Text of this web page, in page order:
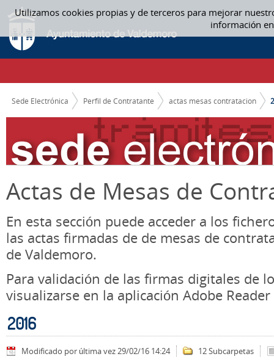
Utilizamos cookies propias y de terceros para mejorar
información
Saltar al contenido
2016 - ACTAS MESAS CONTRATACION
CAMINO DE MIGAS
Sede Electrónica Perfil de Contratante actas mesas contratacion
Actas de Mesas de
En esta sección puede acceder a los
las actas firmadas de de mesas de
de Valdemoro.
Para validación de las firmas digitales de
visualizarse en la aplicación Adobe Reader
2016
Modificado por última vez 29/02/16 14:24 12 Subcarpetas